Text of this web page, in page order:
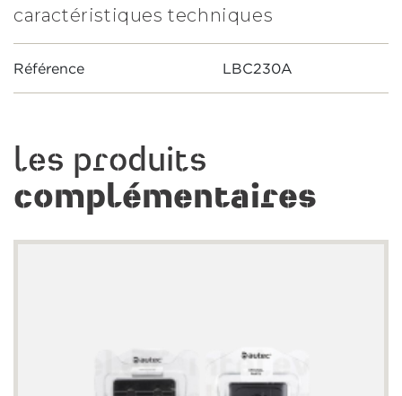
caractéristiques techniques
Référence LBC230A
les produits
complémentaires